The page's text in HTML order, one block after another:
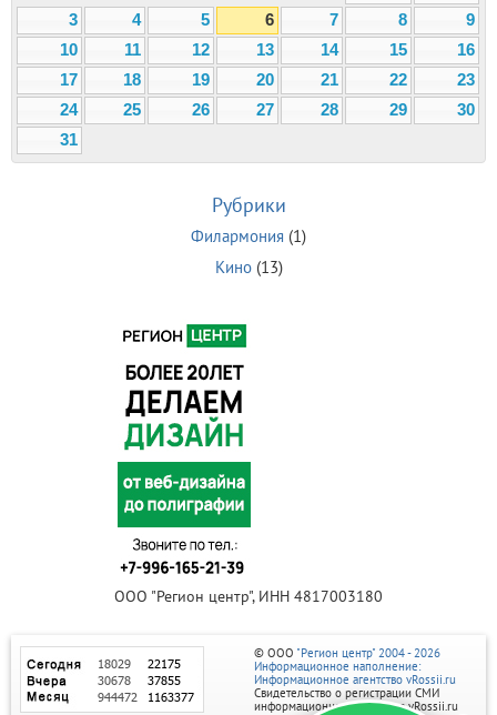
3
4 5 6 7 8
9
10
11 12 13 14 15
16
17
18 19 20 21 22
23
24
25 26 27 28 29
30
31
Рубрики
Филармония (1)
Кино(13)
ООО "Регион центр", ИНН 4817003180
© ООО "Регион центр" 2004 - 2026
Информационное наполнение:
Информационное агентство vRossii.ru
Свидетельство о регистрации СМИ
информационного агентства vRossii.ru